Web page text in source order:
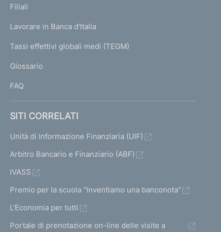
a
g
K
T
I
I
Filiali
Lavorare in Banca d'Italia
Tassi effettivi globali medi (TEGM)
Glossario
FAQ
SITI CORRELATI
Unità di Informazione Finanziaria (UIF)
Arbitro Bancario e Finanziario (ABF)
IVASS
Premio per la scuola "Inventiamo una banconota"
L'Economia per tutti
Portale di prenotazione on-line delle visite a